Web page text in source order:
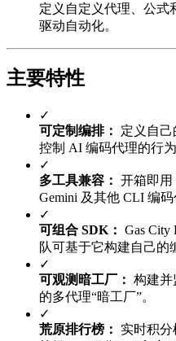
定义自定义代理、公式
驱动自动化。
主要特性
✓
可定制编排：
定义自
控制 AI 编码代理的行为
✓
多工具兼容： 开箱即用
Gemini 及其他 CLI 编码
✓
可组合 SDK： Gas City
队可基于它构建自己的
✓
可观测暗工厂： 构建并
的多代理“暗工厂”。
✓
荒原排行榜：
实时积